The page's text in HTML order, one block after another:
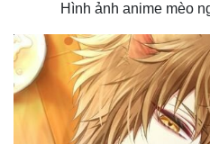
Hình ảnh anime mèo